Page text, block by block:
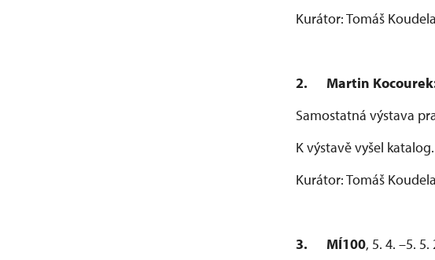
Kurátor: Tomáš Koudela
2. Martin
Samostatná výstava
K výstavě vyšel katalog.
Kurátor: Tomáš Koudela
3. MÍ100, 5. 4. –5.